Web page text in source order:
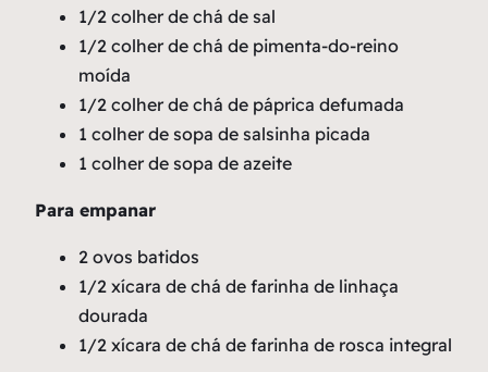
1/2 colher de chá de sal
1/2 colher de chá de pimenta-do-reino
moída
1/2 colher de chá de páprica defumada
1 colher de sopa de salsinha picada
1 colher de sopa de azeite
Para empanar
2 ovos batidos
1/2 xícara de chá de farinha de linhaça
dourada
1/2 xícara de chá de farinha de rosca integral